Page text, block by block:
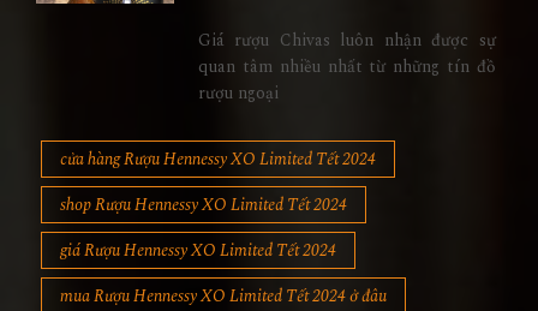
Giá rượu Chivas luôn nhận được sự
quan tâm nhiều nhất từ những tín đồ
rượu ngoại
cửa hàng Rượu Hennessy XO Limited Tết 2024
shop Rượu Hennessy XO Limited Tết 2024
giá Rượu Hennessy XO Limited Tết 2024
mua Rượu Hennessy XO Limited Tết 2024 ở đâu